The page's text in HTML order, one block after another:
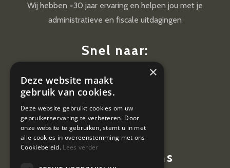
Wij hebben +30 jaar ervaring en helpen jou met je
administratieve en fiscale uitdagingen
Snel naar:
Diensten
Vacatures
Contactgegevens
×
Deze website maakt
gebruik van cookies.
Deze website gebruikt cookies om uw
gebruikerservaring te verbeteren. Door
onze website te gebruiken, stemt u in met
alle cookies in overeenstemming met ons
Cookiebeleid. Lees verder